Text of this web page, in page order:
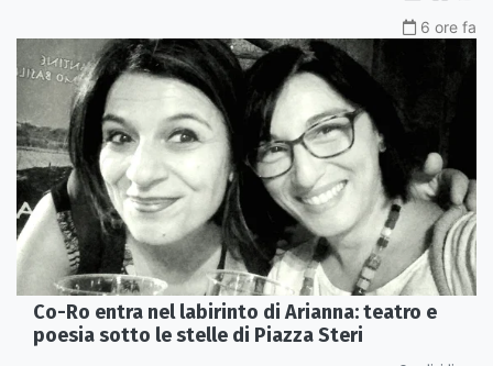
6 ore fa
Co-Ro entra nel labirinto di Arianna: teatro e